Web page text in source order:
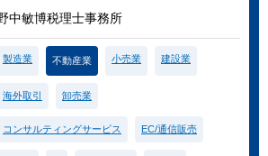
中敏博税理士事務所
製造業 不動産業 小売業 建設業
海外取引 卸売業
コンサルティングサービス EC/通信販売